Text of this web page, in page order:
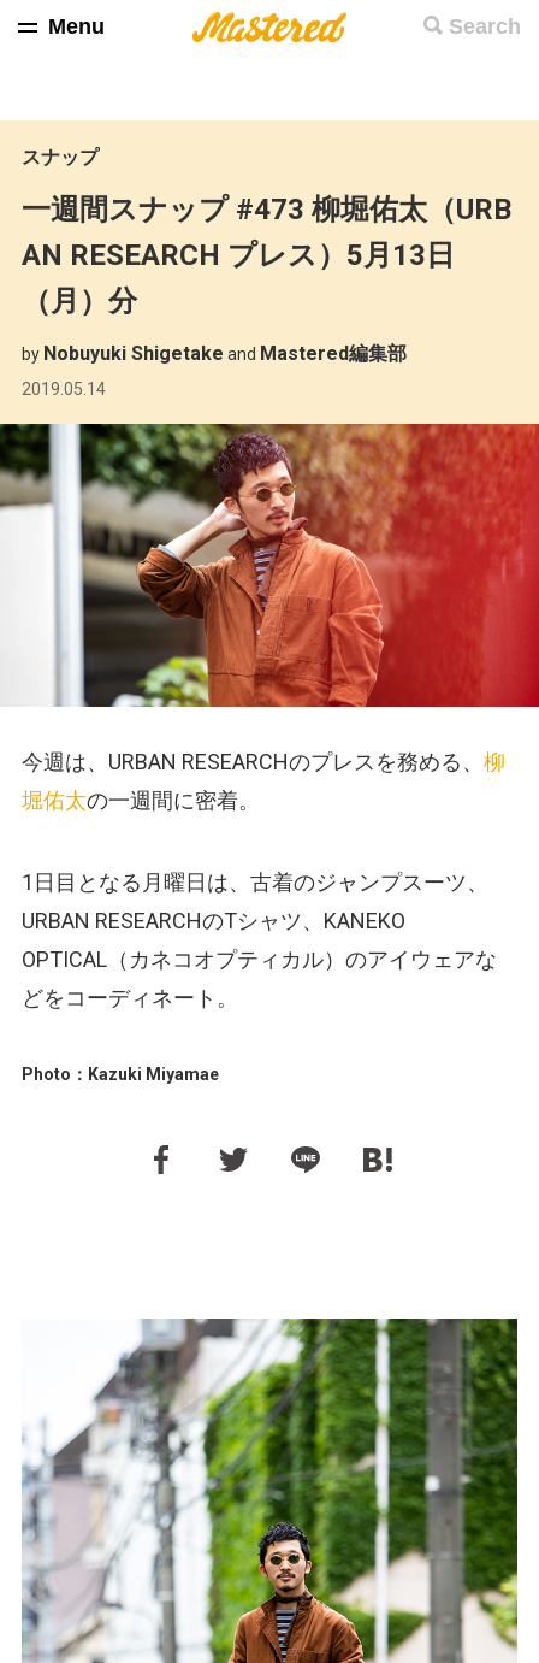
Search
Menu
スナップ
一週間スナップ #473 柳堀佑太（URB
AN RESEARCH プレス）5月13日
（月）分
by Nobuyuki Shigetake and Mastered編集部
2019.05.14
今週は、URBAN RESEARCHのプレスを務める、 柳
堀佑太の一週間に密着。
1日目となる月曜日は、古着のジャンプスーツ、
URBAN RESEARCHのTシャツ、KANEKO
OPTICAL（カネコオプティカル）のアイウェアな
どをコーディネート。
Photo：Kazuki Miyamae